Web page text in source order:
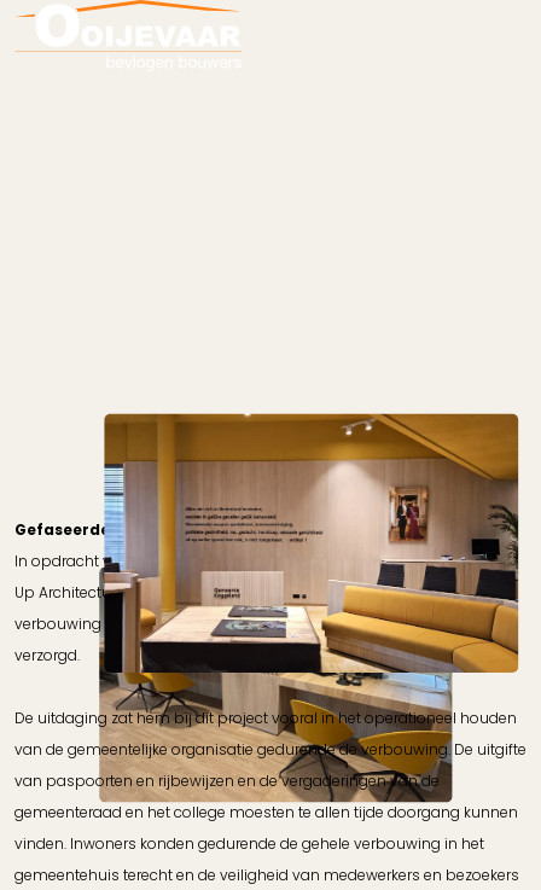
Gefaseerde verbouwing Gemeentehuis Koggenland
In opdracht van de Gemeente Koggenland en in samenwerking met
Up Architecture heeft Ooijevaar | bevlogen bouwers de gefaseerde
verbouwing van het Gemeentehuis van de Gemeente Koggenland
verzorgd.
De uitdaging zat hem bij dit project vooral in het operationeel houden
van de gemeentelijke organisatie gedurende de verbouwing. De uitgifte
van paspoorten en rijbewijzen en de vergaderingen van de
gemeenteraad en het college moesten te allen tijde doorgang kunnen
vinden. Inwoners konden gedurende de gehele verbouwing in het
gemeentehuis terecht en de veiligheid van medewerkers en bezoekers